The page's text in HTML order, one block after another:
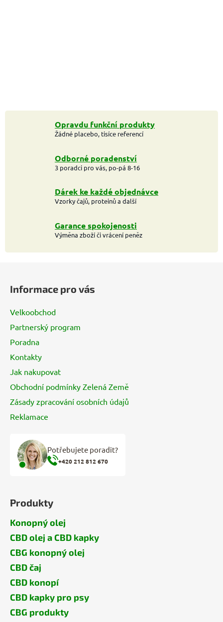
Opravdu funkční produkty
Žádné placebo, tisíce referencí
Odborné poradenství
3 poradci pro vás, po-pá 8-16
Dárek ke každé objednávce
Vzorky čajů, proteinů a další
Garance spokojenosti
Výměna zboží či vrácení peněz
Informace pro vás
Velkoobchod
Partnerský program
Poradna
Kontakty
Jak nakupovat
Obchodní podmínky Zelená Země
Zásady zpracování osobních údajů
Reklamace
Potřebujete poradit?
+420 212 812 670
Produkty
Konopný olej
CBD olej a CBD kapky
CBG konopný olej
CBD čaj
CBD konopí
CBD kapky pro psy
CBG produkty